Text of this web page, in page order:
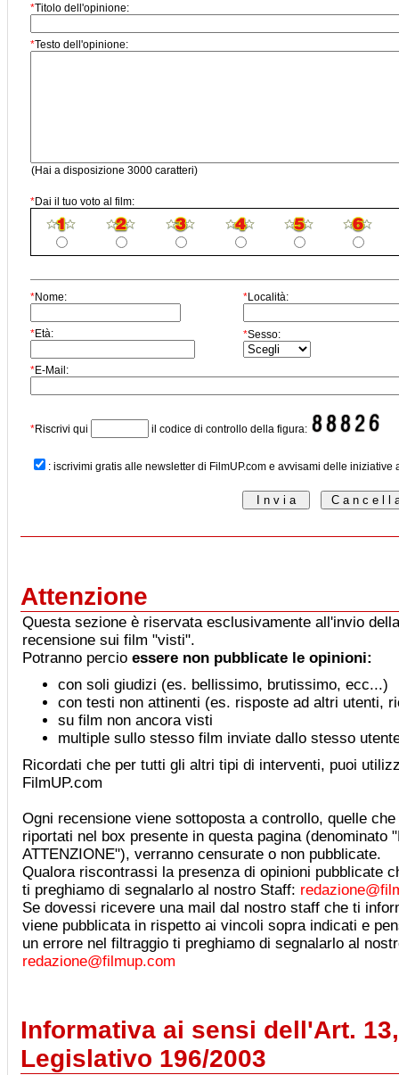
*Titolo dell'opinione:
*Testo dell'opinione:
(Hai a disposizione 3000 caratteri)
*Dai il tuo voto al film:
*Nome: *Località:
*Età: *Sesso:
*E-Mail:
*Riscrivi qui il codice di controllo della figura:
: iscrivimi gratis alle newsletter di FilmUP.com e avvisami delle iniziative
Attenzione
Questa sezione è riservata esclusivamente all'invio
recensione sui film "visti".
Potranno percio essere non pubblicate le opinioni:
con soli giudizi (es. bellissimo, brutissimo, ecc...)
con testi non attinenti (es. risposte ad altri utenti,
su film non ancora visti
multiple sullo stesso film inviate dallo stesso
Ricordati che per tutti gli altri tipi di interventi, puoi
FilmUP.com
Ogni recensione viene sottoposta a controllo, quelle
riportati nel box presente in questa pagina (denominato
ATTENZIONE"), verranno censurate o non pubblicate.
Qualora riscontrassi la presenza di opinioni pubblicate
ti preghiamo di segnalarlo al nostro Staff:
Se dovessi ricevere una mail dal nostro staff che ti
viene pubblicata in rispetto ai vincoli sopra indicati e
un errore nel filtraggio ti preghiamo di segnalarlo al
redazione@filmup.com
Informativa ai sensi dell'Art.
Legislativo 196/2003